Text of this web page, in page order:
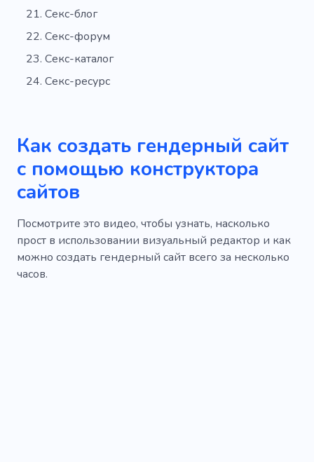
Секс-блог
Секс-форум
Секс-каталог
Секс-ресурс
Как создать гендерный сайт
с помощью конструктора
сайтов
Посмотрите это видео, чтобы узнать, насколько
прост в использовании визуальный редактор и как
можно создать гендерный сайт всего за несколько
часов.